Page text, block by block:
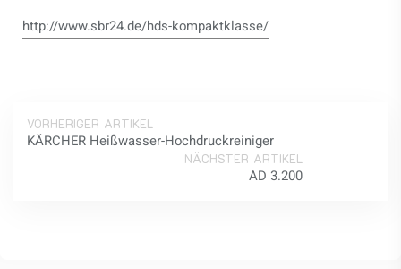
http://www.sbr24.de/hds-kompaktklasse/
VORHERIGER ARTIKEL
KÄRCHER Heißwasser-Hochdruckreiniger
NÄCHSTER ARTIKEL
AD 3.200